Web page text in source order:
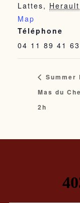
Lattes, Herault
Map
Téléphone
04 11 89 41 63
Summer
Mas du
2h